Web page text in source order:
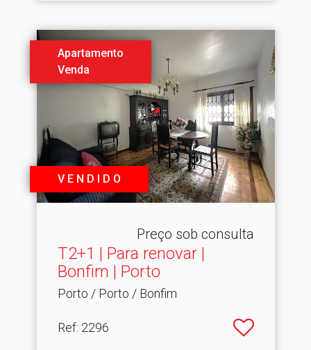
Apartamento
Venda
V E N D I D O
Preço sob consulta
T2+1 | Para renovar |
Bonfim | Porto
Porto / Porto / Bonfim
Ref: 2296